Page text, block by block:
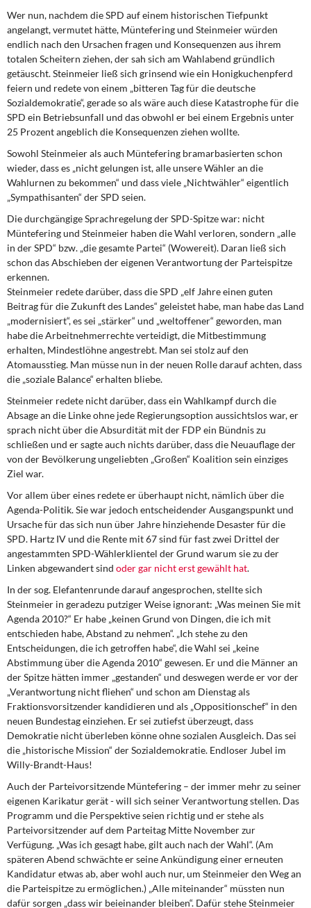
Wer nun, nachdem die SPD auf einem historischen Tiefpunkt
angelangt, vermutet hätte, Müntefering und Steinmeier würden
endlich nach den Ursachen fragen und Konsequenzen aus ihrem
totalen Scheitern ziehen, der sah sich am Wahlabend gründlich
getäuscht. Steinmeier ließ sich grinsend wie ein Honigkuchenpferd
feiern und redete von einem „bitteren Tag für die deutsche
Sozialdemokratie“, gerade so als wäre auch diese Katastrophe für die
SPD ein Betriebsunfall und das obwohl er bei einem Ergebnis unter
25 Prozent angeblich die Konsequenzen ziehen wollte.
Sowohl Steinmeier als auch Müntefering bramarbasierten schon
wieder, dass es „nicht gelungen ist, alle unsere Wähler an die
Wahlurnen zu bekommen“ und dass viele „Nichtwähler“ eigentlich
„Sympathisanten“ der SPD seien.
Die durchgängige Sprachregelung der SPD-Spitze war: nicht
Müntefering und Steinmeier haben die Wahl verloren, sondern „alle
in der SPD“ bzw. „die gesamte Partei“ (Wowereit). Daran ließ sich
schon das Abschieben der eigenen Verantwortung der Parteispitze
erkennen.
Steinmeier redete darüber, dass die SPD „elf Jahre einen guten
Beitrag für die Zukunft des Landes“ geleistet habe, man habe das Land
„modernisiert“, es sei „stärker“ und „weltoffener“ geworden, man
habe die Arbeitnehmerrechte verteidigt, die Mitbestimmung
erhalten, Mindestlöhne angestrebt. Man sei stolz auf den
Atomausstieg. Man müsse nun in der neuen Rolle darauf achten, dass
die „soziale Balance“ erhalten bliebe.
Steinmeier redete nicht darüber, dass ein Wahlkampf durch die
Absage an die Linke ohne jede Regierungsoption aussichtslos war, er
sprach nicht über die Absurdität mit der FDP ein Bündnis zu
schließen und er sagte auch nichts darüber, dass die Neuauflage der
von der Bevölkerung ungeliebten „Großen“ Koalition sein einziges
Ziel war.
Vor allem über eines redete er überhaupt nicht, nämlich über die
Agenda-Politik. Sie war jedoch entscheidender Ausgangspunkt und
Ursache für das sich nun über Jahre hinziehende Desaster für die
SPD. Hartz IV und die Rente mit 67 sind für fast zwei Drittel der
angestammten SPD-Wählerklientel der Grund warum sie zu der
Linken abgewandert sind oder gar nicht erst gewählt hat.
In der sog. Elefantenrunde darauf angesprochen, stellte sich
Steinmeier in geradezu putziger Weise ignorant: „Was meinen Sie mit
Agenda 2010?“ Er habe „keinen Grund von Dingen, die ich mit
entschieden habe, Abstand zu nehmen“. „Ich stehe zu den
Entscheidungen, die ich getroffen habe“, die Wahl sei „keine
Abstimmung über die Agenda 2010“ gewesen. Er und die Männer an
der Spitze hätten immer „gestanden“ und deswegen werde er vor der
„Verantwortung nicht fliehen“ und schon am Dienstag als
Fraktionsvorsitzender kandidieren und als „Oppositionschef“ in den
neuen Bundestag einziehen. Er sei zutiefst überzeugt, dass
Demokratie nicht überleben könne ohne sozialen Ausgleich. Das sei
die „historische Mission“ der Sozialdemokratie. Endloser Jubel im
Willy-Brandt-Haus!
Auch der Parteivorsitzende Müntefering – der immer mehr zu seiner
eigenen Karikatur gerät - will sich seiner Verantwortung stellen. Das
Programm und die Perspektive seien richtig und er stehe als
Parteivorsitzender auf dem Parteitag Mitte November zur
Verfügung. „Was ich gesagt habe, gilt auch nach der Wahl“. (Am
späteren Abend schwächte er seine Ankündigung einer erneuten
Kandidatur etwas ab, aber wohl auch nur, um Steinmeier den Weg an
die Parteispitze zu ermöglichen.) „Alle miteinander“ müssten nun
dafür sorgen „dass wir beieinander bleiben“. Dafür stehe Steinmeier